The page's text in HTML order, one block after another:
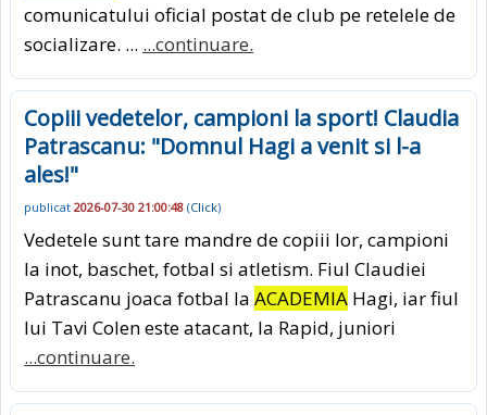
comunicatului oficial postat de club pe retelele de
socializare. ... ...continuare.
Copiii vedetelor, campioni la sport! Claudia
Patrascanu: "Domnul Hagi a venit si l-a
ales!"
publicat 2026-07-30 21:00:48 (Click)
Vedetele sunt tare mandre de copiii lor, campioni
la inot, baschet, fotbal si atletism. Fiul Claudiei
Patrascanu joaca fotbal la ACADEMIA Hagi, iar fiul
lui Tavi Colen este atacant, la Rapid, juniori
...continuare.